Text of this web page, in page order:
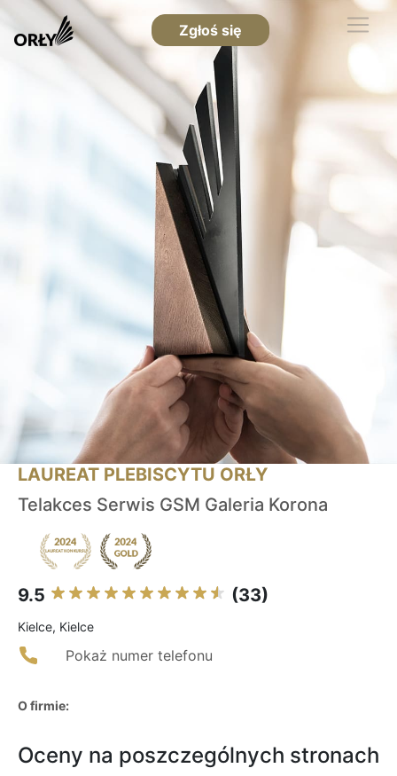
Zgłoś się
LAUREAT PLEBISCYTU ORŁY
Telakces Serwis GSM Galeria Korona
9.5 (33)
Kielce, Kielce
Pokaż numer telefonu
O firmie:
Oceny na poszczególnych stronach